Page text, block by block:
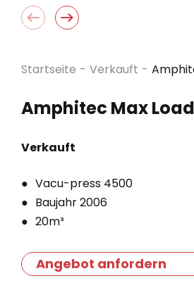
Startseite - Verkauft -
Amphitec Max
Verkauft
Vacu-press 4500
Baujahr 2006
20m³
Angebot anfordern